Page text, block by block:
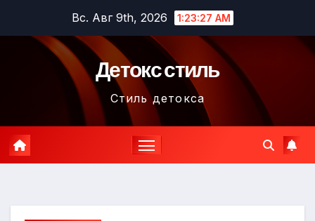
содержимому
Вс. Авг 9th, 2026 1:23:28 AM
Детокс стиль
Стиль детокса